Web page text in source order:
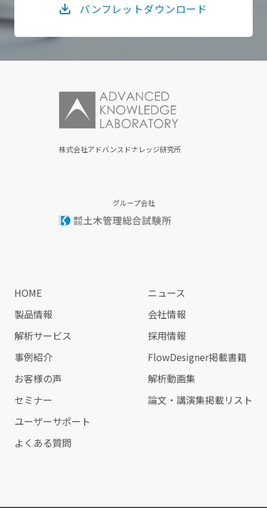
パンフレットダウンロード
株式会社アドバンスドナレッジ研究所
グループ会社
HOME
製品情報
解析サービス
事例紹介
お客様の声
セミナー
ユーザーサポート
よくある質問
ニュース
会社情報
採用情報
FlowDesigner掲載書籍
解析動画集
論文・講演集掲載リスト